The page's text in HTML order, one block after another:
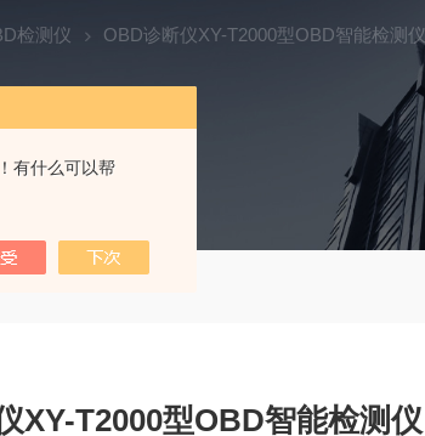
有什么可以帮
检测仪 OBD诊断仪XY-T2000型OBD智能检测仪
XY-T2000型OBD智能检测仪